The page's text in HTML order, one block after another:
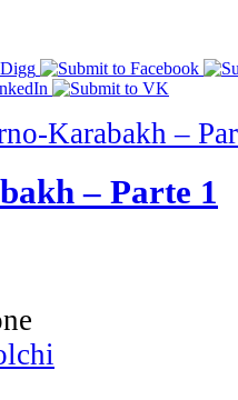
Karabakh –
– Parte 1